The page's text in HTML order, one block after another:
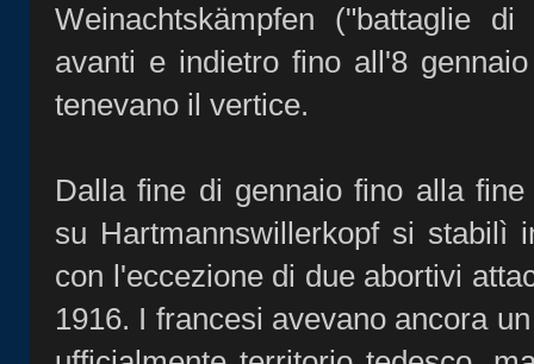
Weinachtskämpfen ("battaglie di
avanti e indietro fino all'8
tenevano il vertice.
Dalla fine di gennaio fino alla
su Hartmannswillerkopf si stabilì
con l'eccezione di due abortivi
1916. I francesi avevano ancora